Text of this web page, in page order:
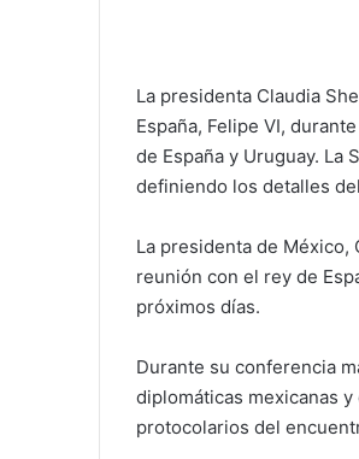
La presidenta Claudia
España, Felipe VI,
de España y Uruguay. La
definiendo los detalles
La presidenta de México,
reunión con el rey de
próximos días.
Durante su conferencia
diplomáticas mexicanas
protocolarios del